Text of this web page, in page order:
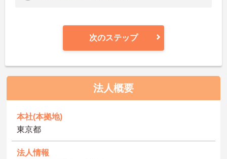
次のステップ
法人概要
本社(本拠地)
東京都
法人情報